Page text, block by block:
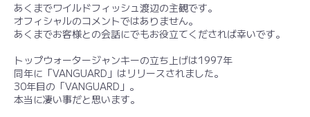
あくまでワイルドフィッシュ渡辺の主観です。
オフィシャルのコメントではありません。
あくまでお客様との会話にでもお役立てくだされば幸いです。
トップウォータージャンキーの立ち上げは1997年
同年に「VANGUARD」はリリースされました。
30年目の「VANGUARD」。
本当に凄い事だと思います。